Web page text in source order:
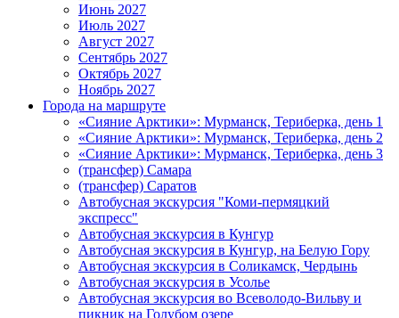
Июнь 2027
Июль 2027
Август 2027
Сентябрь 2027
Октябрь 2027
Ноябрь 2027
Города на маршруте
«Сияние Арктики»: Мурманск, Териберка, день 1
«Сияние Арктики»: Мурманск, Териберка, день 2
«Сияние Арктики»: Мурманск, Териберка, день 3
(трансфер) Самара
(трансфер) Саратов
Автобусная экскурсия "Коми-пермяцкий
экспресс"
Автобусная экскурсия в Кунгур
Автобусная экскурсия в Кунгур, на Белую Гору
Автобусная экскурсия в Соликамск, Чердынь
Автобусная экскурсия в Усолье
Автобусная экскурсия во Всеволодо-Вильву и
пикник на Голубом озере